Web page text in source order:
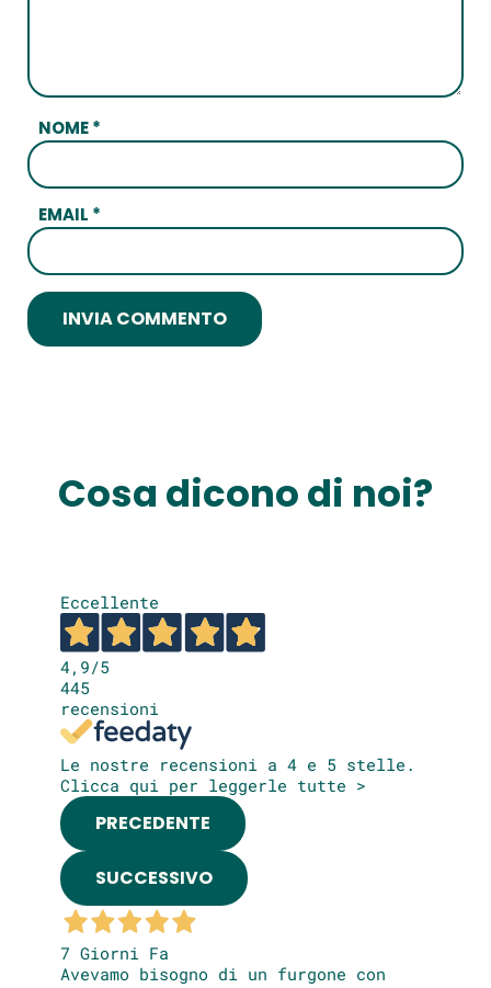
NOME*
EMAIL *
Cosa dicono di noi?
Eccellente
4,9/5
445
recensioni
Le nostre recensioni a 4 e 5 stelle.
Clicca qui per leggerle tutte >
PRECEDENTE
SUCCESSIVO
7 Giorni Fa
Avevamo bisogno di un furgone con